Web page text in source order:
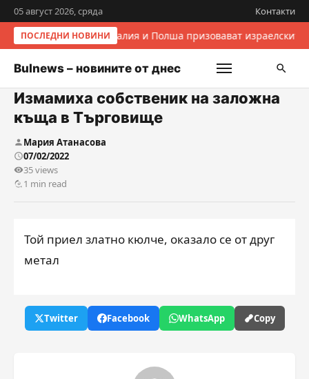
05 август 2026, сряда Контакти
ПОСЛЕДНИ НОВИНИИталия и Полша призовават
Bulnews – новините от днес
Измамиха собственик на заложна
къща в Търговище
Мария Атанасова
07/02/2022
35 views
1 min read
Той приел златно кюлче, оказало се от друг
метал
Twitter Facebook WhatsApp Copy